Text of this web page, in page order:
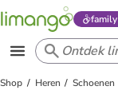
family
Shop Heren Schoenen